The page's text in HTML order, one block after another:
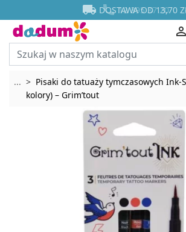

 DOSTAWA OD 13,70



... Rozwiń breadcrumbs
Pisaki do tatuaży tymczasowych Ink-
kolory) – Grim’tout